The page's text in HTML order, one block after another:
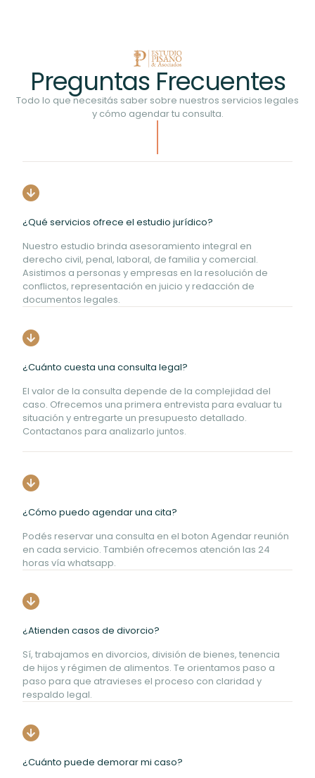
Preguntas Frecuentes
Todo lo que necesitás saber sobre nuestros servicios legales
y cómo agendar tu consulta.
¿Qué servicios ofrece el estudio jurídico?
Nuestro estudio brinda asesoramiento integral en
derecho civil, penal, laboral, de familia y comercial.
Asistimos a personas y empresas en la resolución de
conflictos, representación en juicio y redacción de
documentos legales.
¿Cuánto cuesta una consulta legal?
El valor de la consulta depende de la complejidad del
caso. Ofrecemos una primera entrevista para evaluar tu
situación y entregarte un presupuesto detallado.
Contactanos para analizarlo juntos.
¿Cómo puedo agendar una cita?
Podés reservar una consulta en el boton Agendar reunión
en cada servicio. También ofrecemos atención las 24
horas vía whatsapp.
¿Atienden casos de divorcio?
Sí, trabajamos en divorcios, división de bienes, tenencia
de hijos y régimen de alimentos. Te orientamos paso a
paso para que atravieses el proceso con claridad y
respaldo legal.
¿Cuánto puede demorar mi caso?